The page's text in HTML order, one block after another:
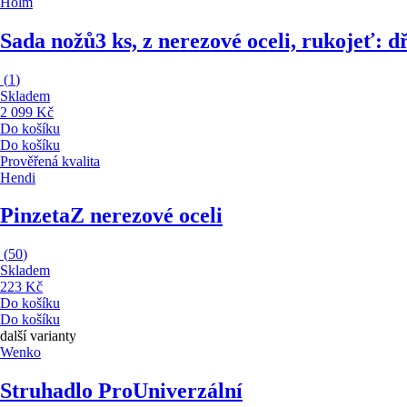
Sada nožů3 ks, z nerezové oceli, rukojeť:
(1)
Skladem
2 099 Kč
Do košíku
Do košíku
Prověřená kvalita
Hendi
PinzetaZ nerezové oceli
(50)
Skladem
223 Kč
Do košíku
Do košíku
další varianty
Wenko
Struhadlo ProUniverzální